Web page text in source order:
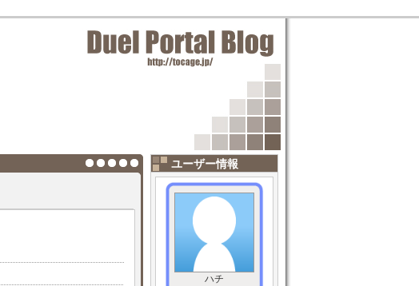
ユーザー情報
ハチ